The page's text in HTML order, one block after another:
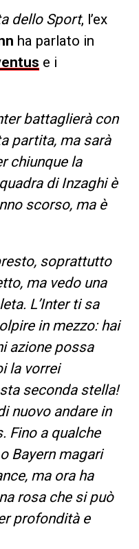
dello Sport, l’ex
ha parlato in
e i
battaglierà con
partita, ma sarà
chiunque la
di Inzaghi è
scorso, ma è
soprattutto
ma vedo una
L’Inter ti sa
in mezzo: hai
azione possa
la vorrei
seconda stella!
nuovo andare in
Fino a qualche
Bayern magari
ma ora ha
rosa che si può
profondità e